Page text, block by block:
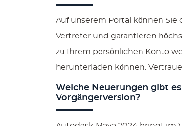
Auf unserem Portal können Sie
Vertreter und garantieren
zu Ihrem persönlichen Konto
herunterladen können.
Welche Neuerungen gibt
Vorgängerversion?